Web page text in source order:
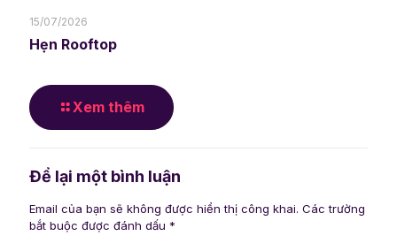
15/07/2026
Hẹn Rooftop
Xem thêm
Để lại một bình luận
Email của bạn sẽ không được hiển thị công khai. Các trường
bắt buộc được đánh dấu *